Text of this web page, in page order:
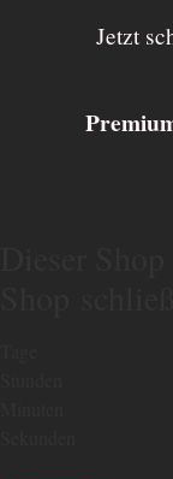
Jetzt